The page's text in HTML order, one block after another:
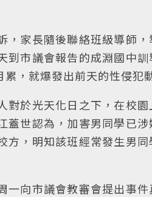
，家長隨後聯絡班級導師
到市議會報告的成淵國中
，就爆發出前天的性侵犯
對於光天化日之下，在校
蓋世認為，加害男同學已
方，明知該班經常發生男
一向市議會教審會提出事